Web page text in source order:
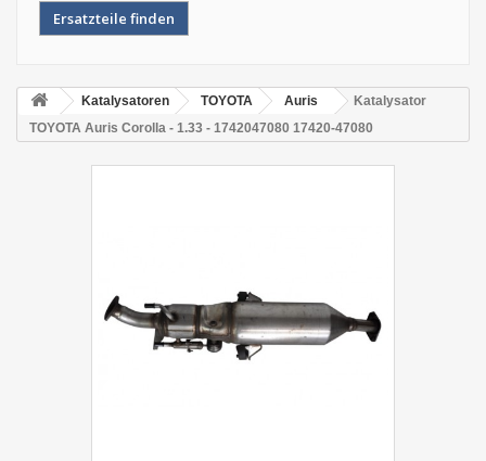
Katalysatoren TOYOTA Auris
Katalysator
TOYOTA Auris Corolla - 1.33 - 1742047080 17420-47080